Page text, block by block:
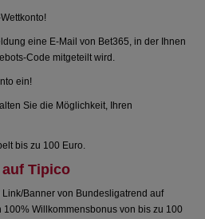
eine E-Mail von Bet365, in der Ihnen
Code mitgeteilt wird.
ein!
Sie die Möglichkeit, Ihren
bis zu 100 Euro.
Tipico
Banner von Bundesligatrend auf
Willkommensbonus von bis zu 100